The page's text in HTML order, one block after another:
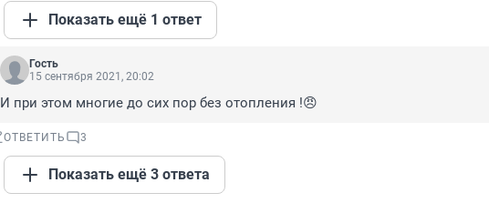
Показать ещё 1 ответ
Гость
15 сентября 2021, 20:02
И при этом многие до сих пор без отопления !😠
ОТВЕТИТЬ 3
Показать ещё 3 ответа